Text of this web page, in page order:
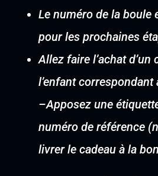
Le numéro de la boule
pour les prochaines
Allez faire l’achat
l’enfant
–Apposez une
numéro de référence
livrer le cadeau à la